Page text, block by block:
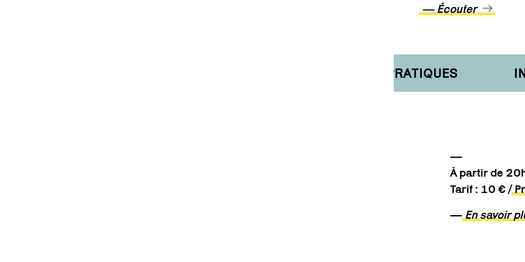
— Écouter
INFORMATIONS PRATIQUES
—
À partir de
Tarif : 10 € /
— En savoir